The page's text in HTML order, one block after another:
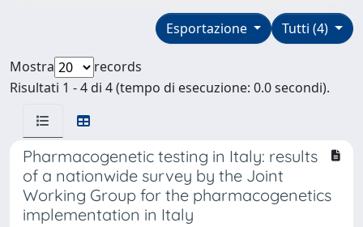
Tutti (4)
Esportazione
Mostra
records
Risultati 1 - 4 di 4 (tempo di esecuzione: 0.0 secondi).
Pharmacogenetic testing in Italy: results
of a nationwide survey by the Joint
Working Group for the pharmacogenetics
implementation in Italy